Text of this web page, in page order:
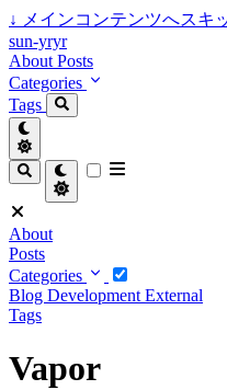
↓ メインコンテンツへスキ
sun-yryr
About Posts
Categories
Tags
About
Posts
Categories
Blog Development External
Tags
Vapor